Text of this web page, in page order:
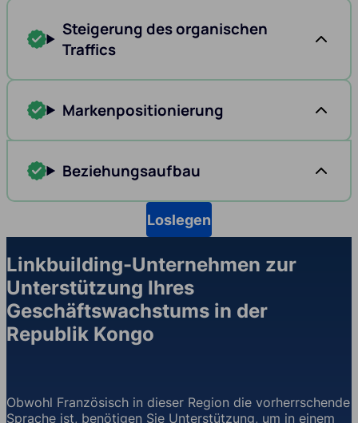
Steigerung des organischen
Traffics
Markenpositionierung
Beziehungsaufbau
Loslegen
Linkbuilding-Unternehmen zur
Unterstützung Ihres
Geschäftswachstums in der
Republik Kongo
Obwohl Französisch in dieser Region die vorherrschende
Sprache ist, benötigen Sie Unterstützung, um in einem